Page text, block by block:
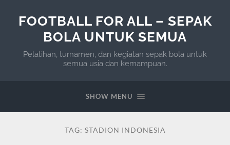
FOOTBALL FOR ALL – SEPAK
BOLA UNTUK SEMUA
Pelatihan, turnamen, dan kegiatan sepak bola untuk
semua usia dan kemampuan.
SHOW MENU
TAG: STADION INDONESIA